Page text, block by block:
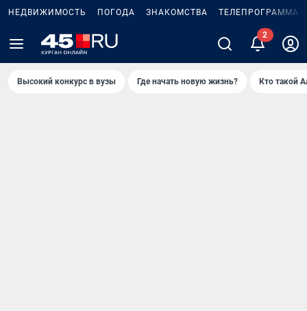
НЕДВИЖИМОСТЬ ПОГОДА ЗНАКОМСТВА ТЕЛЕПРОГРАММА
Высокий конкурс в вузы Где начать новую жизнь? Кто такой